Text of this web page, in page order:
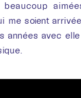
beaucoup
me soient
années avec